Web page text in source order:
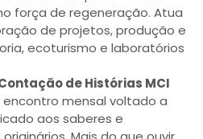
força de regeneração. Atua
de projetos, produção e
ecoturismo e laboratórios
de Histórias MCI
encontro mensal voltado a
aos saberes e